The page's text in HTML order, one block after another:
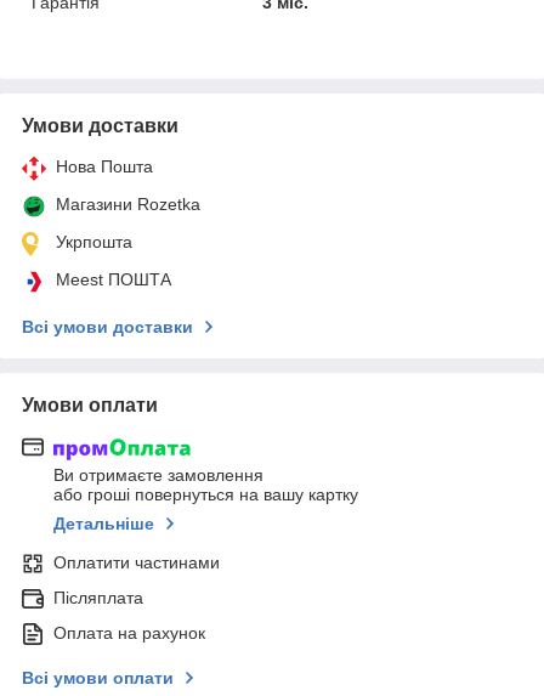
Умови доставки
Нова Пошта
Магазини Rozetka
Укрпошта
Meest ПОШТА
Всі умови доставки
Умови оплати
Ви отримаєте замовлення
або гроші повернуться на вашу картку
Детальніше
Оплатити частинами
Післяплата
Оплата на рахунок
Всі умови оплати